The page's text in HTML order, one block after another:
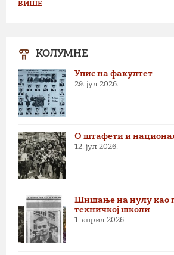
ВИШЕ
КОЛУМНЕ
Упис на факултет
29. јул 2026.
О штафети и
12. јул 2026.
Шишање на нулу као
техничкој школи
1. април 2026.